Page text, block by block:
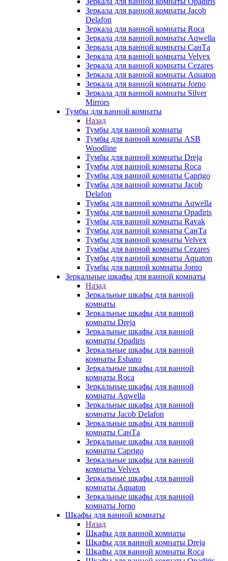
Зеркала для ванной комнаты Jacob
Delafon
Зеркала для ванной комнаты Roca
Зеркала для ванной комнаты Aqwella
Зеркала для ванной комнаты СанТа
Зеркала для ванной комнаты Velvex
Зеркала для ванной комнаты Cezares
Зеркала для ванной комнаты Aquaton
Зеркала для ванной комнаты Jorno
Зеркала для ванной комнаты Silver
Mirrors
Тумбы для ванной комнаты
Назад
Тумбы для ванной комнаты
Тумбы для ванной комнаты ASB
Woodline
Тумбы для ванной комнаты Dreja
Тумбы для ванной комнаты Roca
Тумбы для ванной комнаты Caprigo
Тумбы для ванной комнаты Jacob
Delafon
Тумбы для ванной комнаты Aqwella
Тумбы для ванной комнаты Opadiris
Тумбы для ванной комнаты Ravak
Тумбы для ванной комнаты СанТа
Тумбы для ванной комнаты Velvex
Тумбы для ванной комнаты Cezares
Тумбы для ванной комнаты Aquaton
Тумбы для ванной комнаты Jorno
Зеркальные шкафы для ванной комнаты
Назад
Зеркальные шкафы для ванной
комнаты
Зеркальные шкафы для ванной
комнаты Dreja
Зеркальные шкафы для ванной
комнаты Opadiris
Зеркальные шкафы для ванной
комнаты Esbano
Зеркальные шкафы для ванной
комнаты Roca
Зеркальные шкафы для ванной
комнаты Aqwella
Зеркальные шкафы для ванной
комнаты Jacob Delafon
Зеркальные шкафы для ванной
комнаты СанТа
Зеркальные шкафы для ванной
комнаты Caprigo
Зеркальные шкафы для ванной
комнаты Velvex
Зеркальные шкафы для ванной
комнаты Aquaton
Зеркальные шкафы для ванной
комнаты Jorno
Шкафы для ванной комнаты
Назад
Шкафы для ванной комнаты
Шкафы для ванной комнаты Dreja
Шкафы для ванной комнаты Roca